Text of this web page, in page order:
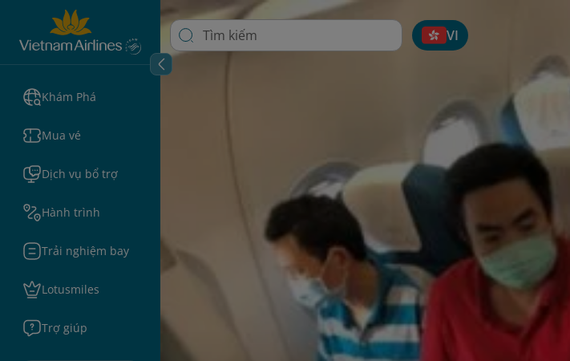
Khám Phá
Mua vé
Dịch vụ bổ trợ
Hành trình
Trải nghiệm bay
Lotusmiles
Trợ giúp
VI